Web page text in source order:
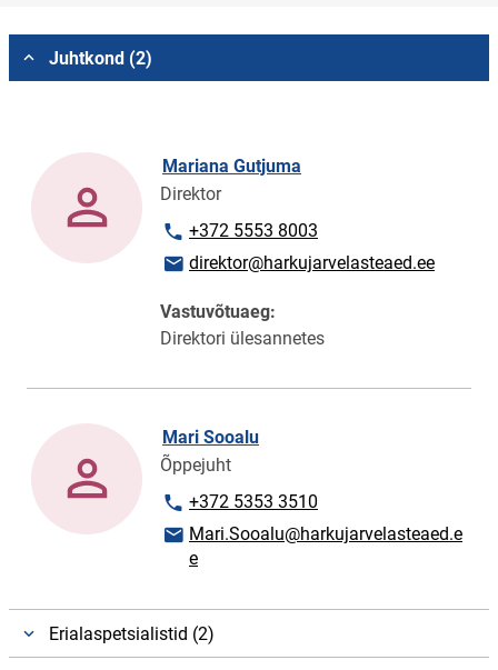
Juhtkond (2)
Mariana Gutjuma
Direktor
Telefoninumber
+372 5553 8003
E-posti aadress
direktor@harkujarvelasteaed.ee
Vastuvõtuaeg:
Direktori ülesannetes
Mari Sooalu
Õppejuht
Telefoninumber
+372 5353 3510
E-posti aadress
Mari.Sooalu@harkujarvelasteaed.e
e
Erialaspetsialistid (2)